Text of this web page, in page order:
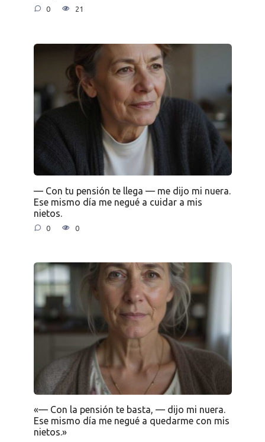
0 21
— Con tu pensión te llega — me dijo mi nuera.
Ese mismo día me negué a cuidar a mis
nietos.
0 0
«— Con la pensión te basta, — dijo mi nuera.
Ese mismo día me negué a quedarme con mis
nietos.»